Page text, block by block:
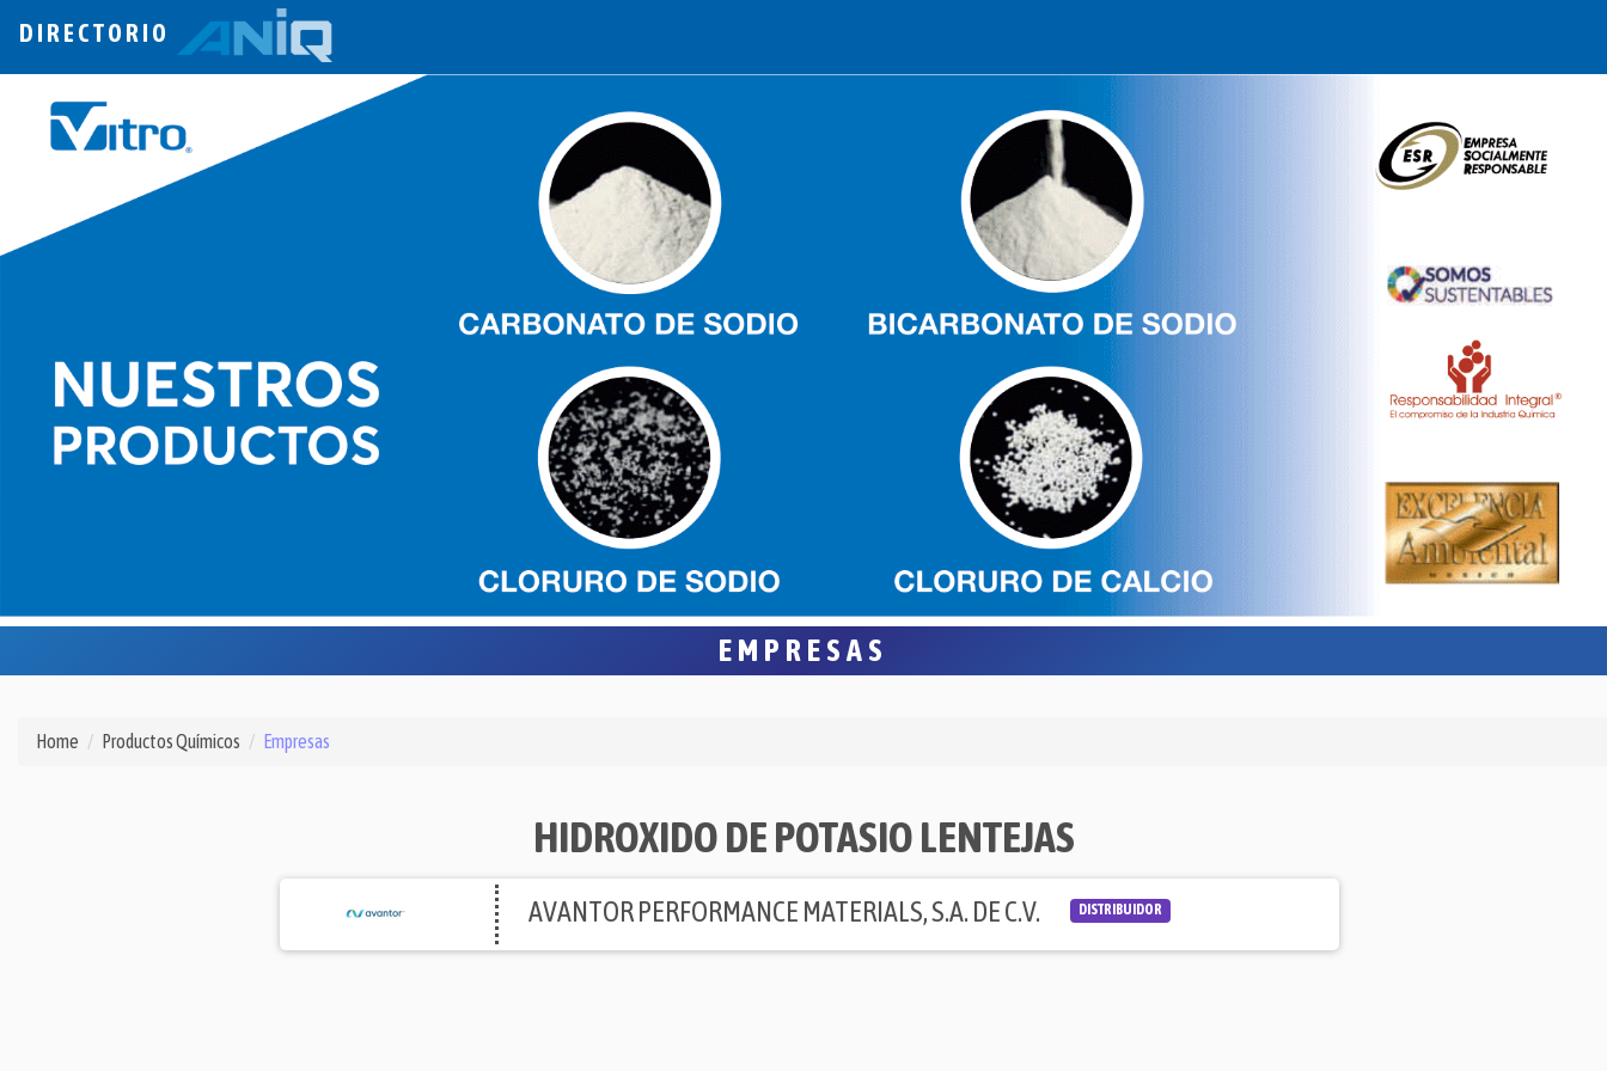
DIRECTORIO
EMPRESAS
Home Productos Químicos Empresas
HIDROXIDO DE POTASIO LENTEJAS
AVANTOR PERFORMANCE MATERIALS, S.A. DE C.V. DISTRIBUIDOR